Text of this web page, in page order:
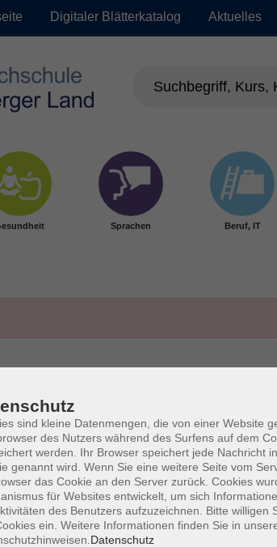
Digitaler Blätterkatalog Aktuelles
Sprachen Beruf, IT
Barrierefreiheit Lage &
Volkshochschule Ebersberger
sind kleine Datenmengen, die von einer Website
des Nutzers während des Surfens auf dem
werden. Ihr Browser speichert jede Nachricht
genannt wird. Wenn Sie eine weitere Seite vom
das Cookie an den Server zurück. Cookies
für Websites entwickelt, um sich
des Benutzers aufzuzeichnen. Bitte willigen
ein. Weitere Informationen finden Sie in
Datenschutz